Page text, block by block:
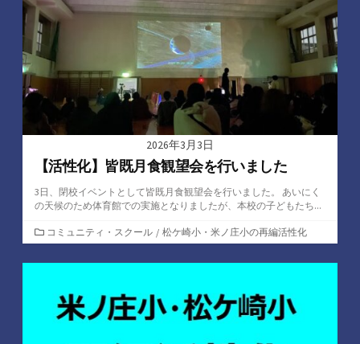
ー
2026年3月3日
【活性化】皆既月食観望会を行いました
3日、閉校イベントとして皆既月食観望会を行いました。 あいにく
の天候のため体育館での実施となりましたが、本校の子どもたち...
カ
テ
ゴ
コミュニティ・スクール / 松ケ崎小・米ノ庄小の再編活性化